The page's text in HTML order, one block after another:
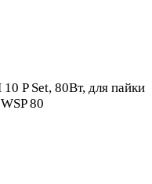
P Set, 80Вт, для пайки
80